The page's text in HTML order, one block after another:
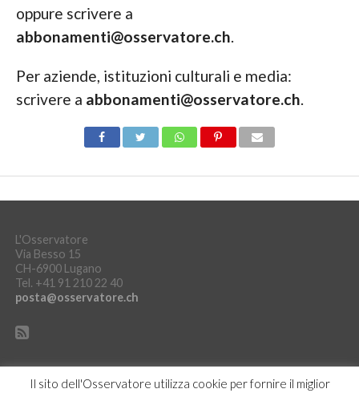
oppure scrivere a
abbonamenti@osservatore.ch.
Per aziende, istituzioni culturali e media:
scrivere a abbonamenti@osservatore.ch.
L'Osservatore
Via Besso 15
CH-6900 Lugano
Tel. +41 91 210 22 40
posta@osservatore.ch
Il sito dell'Osservatore utilizza cookie per fornire il miglior